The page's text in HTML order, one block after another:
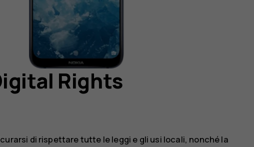
Rights
di rispettare tutte le leggi e gli usi locali, nonché la